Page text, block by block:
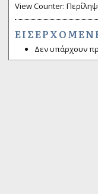
View Counter:
Δεν υπάρχουν